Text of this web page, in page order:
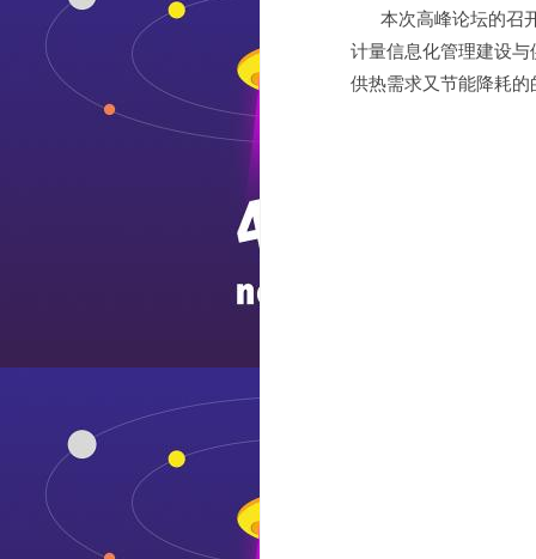
本次高峰论坛的召
计量信息化管理建设
供热需求又节能降耗